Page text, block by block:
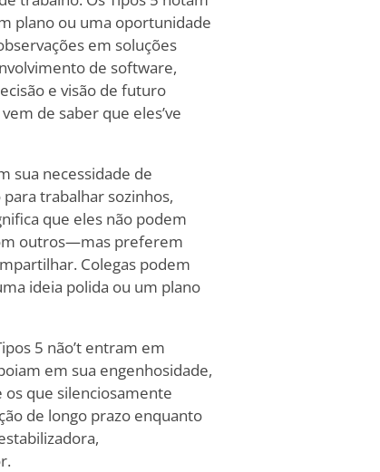
plano ou uma oportunidade
em soluções
de software,
e visão de futuro
de saber que eles’ve
sua necessidade de
trabalhar sozinhos,
que eles não podem
outros—mas preferem
Colegas podem
ideia polida ou um plano
5 não’t entram em
em sua engenhosidade,
os que silenciosamente
de longo prazo enquanto